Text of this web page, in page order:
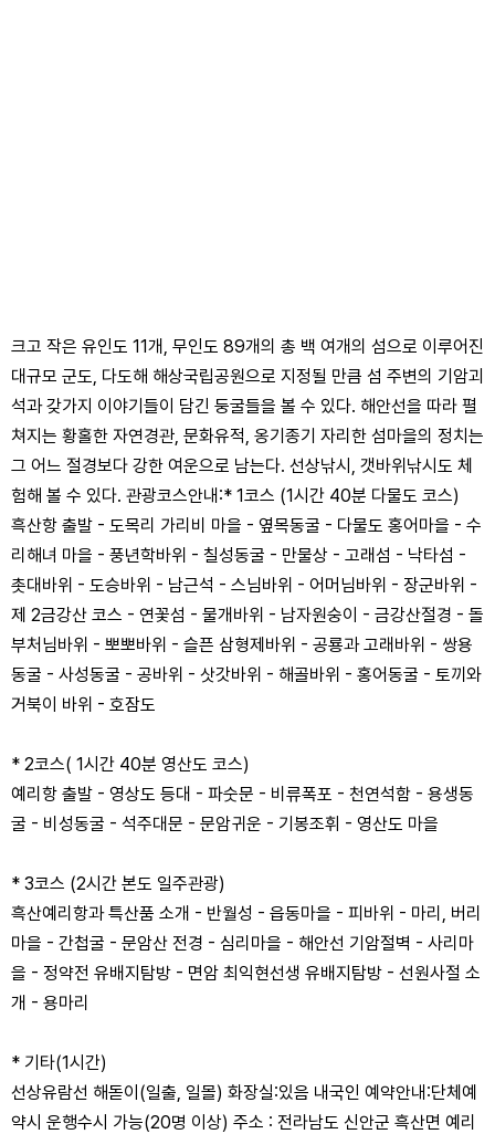
크고 작은 유인도 11개, 무인도 89개의 총 백 여개의 섬으로 이루어진
대규모 군도, 다도해 해상국립공원으로 지정될 만큼 섬 주변의 기암괴
석과 갖가지 이야기들이 담긴 둥굴들을 볼 수 있다. 해안선을 따라 펼
쳐지는 황홀한 자연경관, 문화유적, 옹기종기 자리한 섬마을의 정치는
그 어느 절경보다 강한 여운으로 남는다. 선상낚시, 갯바위낚시도 체
험해 볼 수 있다. 관광코스안내:* 1코스 (1시간 40분 다물도 코스)
흑산항 출발 - 도목리 가리비 마을 - 옆목동굴 - 다물도 홍어마을 - 수
리해녀 마을 - 풍년학바위 - 칠성동굴 - 만물상 - 고래섬 - 낙타섬 -
촛대바위 - 도승바위 - 남근석 - 스님바위 - 어머님바위 - 장군바위 -
제 2금강산 코스 - 연꽃섬 - 물개바위 - 남자원숭이 - 금강산절경 - 돌
부처님바위 - 뽀뽀바위 - 슬픈 삼형제바위 - 공룡과 고래바위 - 쌍용
동굴 - 사성동굴 - 공바위 - 삿갓바위 - 해골바위 - 홍어동굴 - 토끼와
거북이 바위 - 호잠도
* 2코스( 1시간 40분 영산도 코스)
예리항 출발 - 영상도 등대 - 파숫문 - 비류폭포 - 천연석함 - 용생동
굴 - 비성동굴 - 석주대문 - 문암귀운 - 기봉조휘 - 영산도 마을
* 3코스 (2시간 본도 일주관광)
흑산예리항과 특산품 소개 - 반월성 - 읍동마을 - 피바위 - 마리, 버리
마을 - 간첩굴 - 문암산 전경 - 심리마을 - 해안선 기암절벽 - 사리마
을 - 정약전 유배지탐방 - 면암 최익현선생 유배지탐방 - 선원사절 소
개 - 용마리
* 기타(1시간)
선상유람선 해돋이(일출, 일몰) 화장실:있음 내국인 예약안내:단체예
약시 운행수시 가능(20명 이상) 주소 : 전라남도 신안군 흑산면 예리